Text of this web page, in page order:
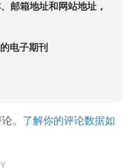
邮箱地址和网站地址，
电子期刊
。 了解你的评论数据如